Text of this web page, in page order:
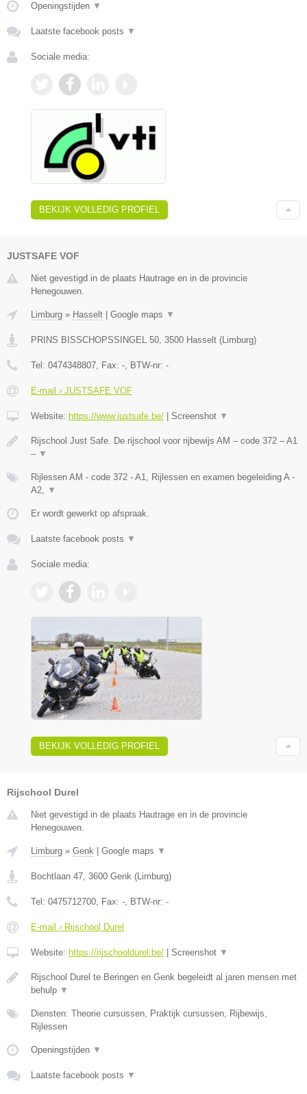
Openingstijden ▼
Laatste facebook posts ▼
Sociale media:
BEKIJK VOLLEDIG PROFIEL
JUSTSAFE VOF
Niet gevestigd in de plaats Hautrage en in de provincie
Henegouwen.
Limburg » Hasselt Google maps ▼
PRINS BISSCHOPSSINGEL 50, 3500 Hasselt (Limburg)
Tel: 0474348807, Fax: -, BTW-nr: -
E-mail › JUSTSAFE VOF
Website: https://www.justsafe.be/ Screenshot ▼
Rijschool Just Safe. De rijschool voor rijbewijs AM – code 372 – A1
– ▼
Rijlessen AM - code 372 - A1, Rijlessen en examen begeleiding A -
A2, ▼
Er wordt gewerkt op afspraak.
Laatste facebook posts ▼
Sociale media:
BEKIJK VOLLEDIG PROFIEL
Rijschool Durel
Niet gevestigd in de plaats Hautrage en in de provincie
Henegouwen.
Limburg » Genk Google maps ▼
Bochtlaan 47, 3600 Genk (Limburg)
Tel: 0475712700, Fax: -, BTW-nr: -
E-mail › Rijschool Durel
Website: https://rijschooldurel.be/ Screenshot ▼
Rijschool Durel te Beringen en Genk begeleidt al jaren mensen met
behulp ▼
Diensten: Theorie cursussen, Praktijk cursussen, Rijbewijs,
Rijlessen
Openingstijden ▼
Laatste facebook posts ▼